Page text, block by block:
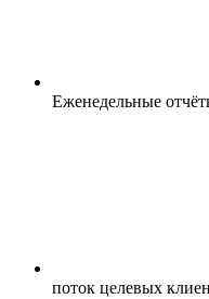
Еженедельные
поток целевых